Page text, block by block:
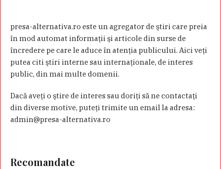
presa-alternativa.ro este un agregator de ştiri care preia
în mod automat informaţii şi articole din surse de
încredere pe care le aduce în atenţia publicului. Aici veţi
putea citi ştiri interne sau internaţionale, de interes
public, din mai multe domenii.
Dacă aveţi o ştire de interes sau doriţi să ne contactaţi
din diverse motive, puteţi trimite un email la adresa:
admin@presa-alternativa.ro
Recomandate